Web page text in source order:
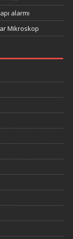
alarmı
Mikroskop